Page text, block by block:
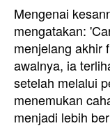
Mengenai
mengatakan:
menjelang akhir
awalnya, ia
setelah melalui
menemukan
menjadi lebih